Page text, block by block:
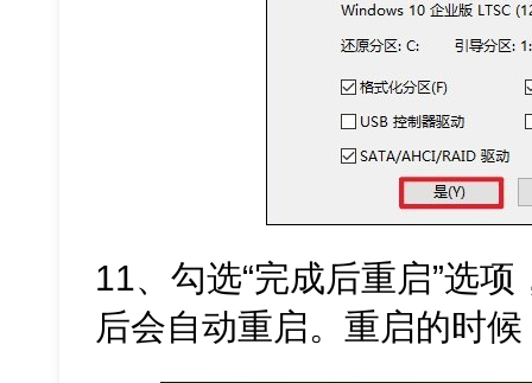
11、勾选“完成后重启”选
后会自动重启。重启的时